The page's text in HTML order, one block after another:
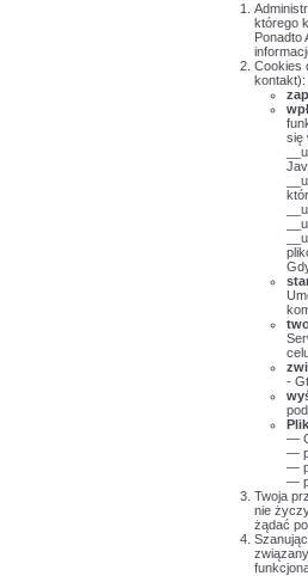
którego
Ponadto
Cookies
kontakt):
się
-
—
—
—
—
Twoja
nie
żądać